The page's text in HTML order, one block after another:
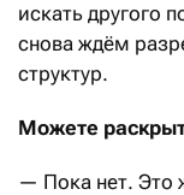
искать другого
снова ждём
структур.
Можете
— Пока нет. Это